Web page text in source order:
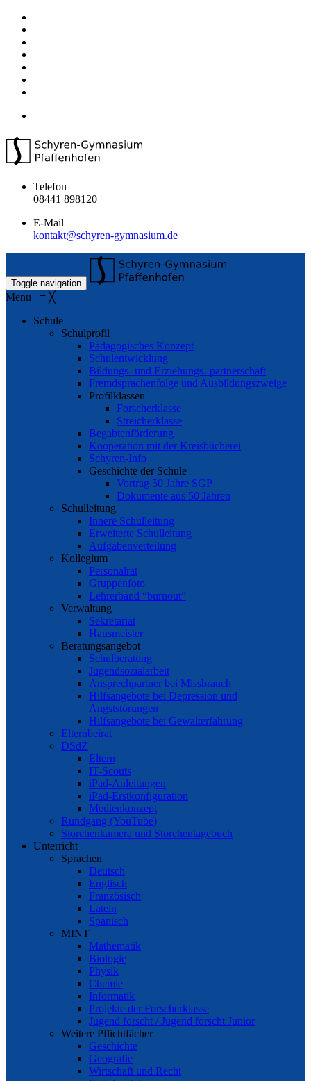
Telefon
08441 898120
E-Mail
kontakt@schyren-gymnasium.de
Toggle navigation
Menu ≡ ╳
Schule
Schulprofil
Pädagogisches Konzept
Schulentwicklung
Bildungs- und Erziehungs- partnerschaft
Fremdsprachenfolge und Ausbildungszweige
Profilklassen
Forscherklasse
Streicherklasse
Begabtenförderung
Kooperation mit der Kreisbücherei
Schyren-Info
Geschichte der Schule
Vortrag 50 Jahre SGP
Dokumente aus 50 Jahren
Schulleitung
Innere Schulleitung
Erweiterte Schulleitung
Aufgabenverteilung
Kollegium
Personalrat
Gruppenfoto
Lehrerband “burnout”
Verwaltung
Sekretariat
Hausmeister
Beratungsangebot
Schulberatung
Jugendsozialarbeit
Ansprechpartner bei Missbrauch
Hilfsangebote bei Depression und
Angststörungen
Hilfsangebote bei Gewalterfahrung
Elternbeirat
DSdZ
Eltern
IT-Scouts
iPad-Anleitungen
iPad-Erstkonfiguration
Medienkonzept
Rundgang (YouTube)
Storchenkamera und Storchentagebuch
Unterricht
Sprachen
Deutsch
Englisch
Französisch
Latein
Spanisch
MINT
Mathematik
Biologie
Physik
Chemie
Informatik
Projekte der Forscherklasse
Jugend forscht / Jugend forscht Junior
Weitere Pflichtfächer
Geschichte
Geografie
Wirtschaft und Recht